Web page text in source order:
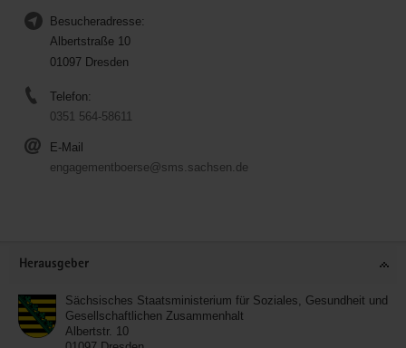
Besucheradresse:
Albertstraße 10
01097 Dresden
Telefon:
0351 564-58611
E-Mail
engagementboerse@sms.sachsen.de
Herausgeber
Sächsisches Staatsministerium für Soziales, Gesundheit und
Gesellschaftlichen Zusammenhalt
Albertstr. 10